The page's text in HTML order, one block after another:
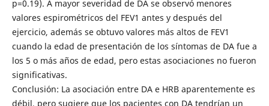
p=0.19). A mayor severidad de DA se observó menores
valores espirométricos del FEV1 antes y después del
ejercicio, además se obtuvo valores más altos de FEV1
cuando la edad de presentación de los síntomas de DA fue a
los 5 o más años de edad, pero estas asociaciones no fueron
significativas.
Conclusión: La asociación entre DA e HRB aparentemente es
débil, pero sugiere que los pacientes con DA tendrían un